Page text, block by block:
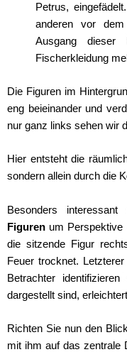
Petrus,
anderen vor
Ausgang dieser
Fischerkleidung
Die Figuren im
eng beieinander und
nur ganz links sehen wir
Hier entsteht die
sondern allein durch die
Besonders
Figuren um Perspektive
die sitzende Figur
Feuer trocknet.
Betrachter
dargestellt sind,
Richten Sie nun den
mit ihm auf das zentrale